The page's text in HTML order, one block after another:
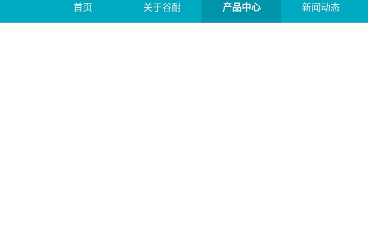
首页 关于谷耐 产品中心 新闻动态